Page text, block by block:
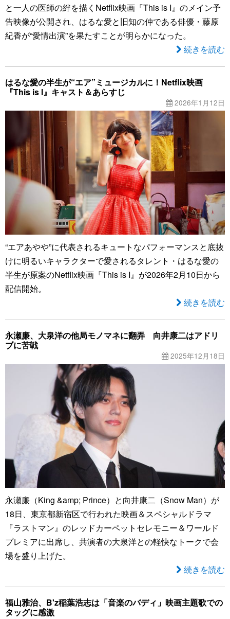
と一人の医師の絆を描くNetflix映画『This is I』のメイン予
告映像が公開され、はるな愛と旧知の仲である俳優・藤原
紀香が“愛情出演”を果たすことが明らかになった。
続きを読む
はるな愛の半生が“エア”ミュージカルに！Netflix映画
『This is I』キャスト＆あらすじ
2026年1月12日
“エアあやや”に代表されるキュートなパフォーマンスと底抜
けに明るいキャラクターで愛されるタレント・はるな愛の
半生が原案のNetflix映画『This is I』が2026年2月10日から
配信開始。
続きを読む
永瀬廉、大泉洋の他局モノマネに翻弄 向井康二はアドリ
ブに苦戦
2025年12月18日
永瀬廉（King &amp; Prince）と向井康二（Snow Man）が
18日、東京都新宿区で行われた映画＆スペシャルドラマ
『ラストマン』のレッドカーペットセレモニー＆ワールド
プレミアに出席し、共演者の大泉洋との軽快なトークで会
場を盛り上げた。
続きを読む
福山雅治、B'z稲葉浩志は「音楽のバディ」映画主題歌での
タッグに感激